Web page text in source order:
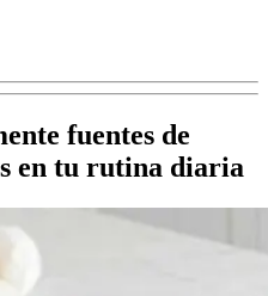
fuentes de
en tu rutina diaria